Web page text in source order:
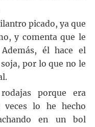
picado, ya que
y comenta que le
él hace el
por lo que no le
porque era
veces lo he hecho
en un bol